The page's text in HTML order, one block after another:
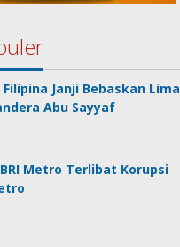
Janji Bebaskan Lima
Abu Sayyaf
Metro Terlibat Korupsi